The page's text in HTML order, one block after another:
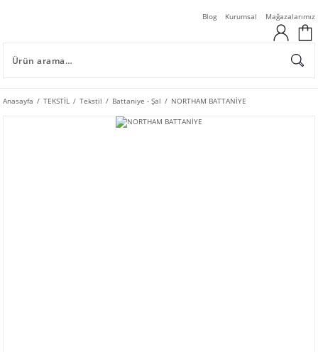
Blog Kurumsal Mağazalarımız
Anasayfa TEKSTİL Tekstil Battaniye - Şal NORTHAM BATTANİYE